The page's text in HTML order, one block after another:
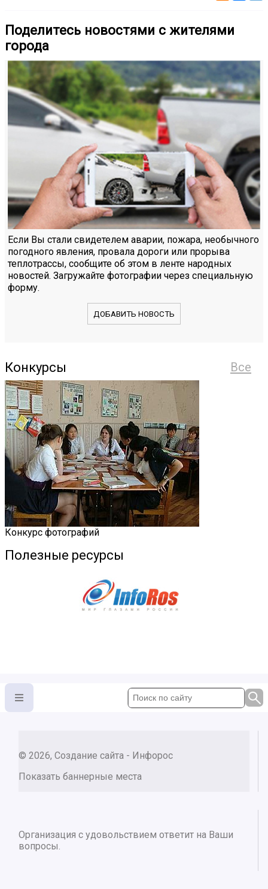
Поделитесь новостями с жителями
города
Если Вы стали свидетелем аварии, пожара, необычного
погодного явления, провала дороги или прорыва
теплотрассы, сообщите об этом в ленте народных
новостей. Загружайте фотографии через специальную
форму.
ДОБАВИТЬ НОВОСТЬ
Все
Конкурсы
Конкурс фотографий
Полезные ресурсы
© 2026, Создание сайта - Инфорос
Показать баннерные места
Организация с удовольствием ответит на Ваши
вопросы.